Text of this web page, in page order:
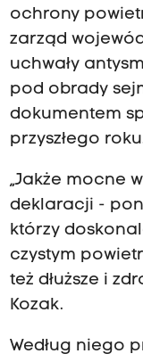
ochrony
zarząd
uchwały
pod obrady
dokumentem
przyszłego
„Jakże mocne
deklaracji -
którzy
czystym
też dłuższe i
Kozak.
Według niego